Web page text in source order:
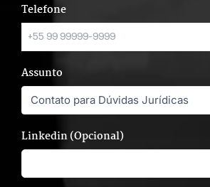
Telefone
Assunto
Linkedin (Opcional)